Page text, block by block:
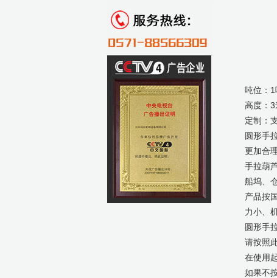
吨位：
高度：3
定制：
圆形手
更加合
手拉葫
船坞、
产品按
力小、
圆形手
请按照
在使用
如果不